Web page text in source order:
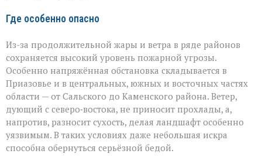
Где особенно опасно
Из-за продолжительной жары и ветра в ряде районов
сохраняется высокий уровень пожарной угрозы.
Особенно напряжённая обстановка складывается в
Приазовье и в центральных, южных и восточных частях
области — от Сальского до Каменского района. Ветер,
дующий с северо‑востока, не приносит прохлады, а,
напротив, разносит сухость, делая ландшафт особенно
уязвимым. В таких условиях даже небольшая искра
способна обернуться серьёзной бедой.